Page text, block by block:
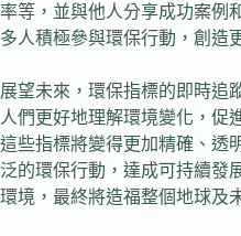
率等，並與他人分享成功案例
多人積極參與環保行動，創造
展望未來，環保指標的即時追
人們更好地理解環境變化，促
這些指標將變得更加精確、透
泛的環保行動，達成可持續發
環境，最終將造福整個地球及